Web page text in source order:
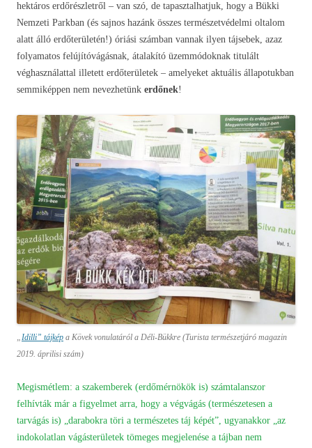
hektáros erdőrészletről – van szó, de tapasztalhatjuk, hogy a Bükki
Nemzeti Parkban (és sajnos hazánk összes természetvédelmi oltalom
alatt álló erdőterületén!) óriási számban vannak ilyen tájsebek, azaz
folyamatos felújítóvágásnak, átalakító üzemmódoknak titulált
véghasználattal illetett erdőterületek – amelyeket aktuális állapotukban
semmiképpen nem nevezhetünk erdőnek!
„Idilli” tájkép a Kövek vonulatáról a Déli-Bükkre (Turista természetjáró magazin
2019. áprilisi szám)
Megismétlem: a szakemberek (erdőmérnökök is) számtalanszor
felhívták már a figyelmet arra, hogy a végvágás (természetesen a
tarvágás is) „darabokra töri a természetes táj képét”, ugyanakkor „az
indokolatlan vágásterületek tömeges megjelenése a tájban nem